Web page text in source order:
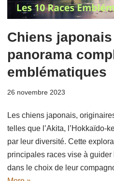
Chiens
panorama
emblématiques
26 novembre 2023
Les chiens japonais,
telles que l’Akita, l’Hokkaïdo-
par leur diversité. Cette
principales races vise à
dans le choix de leur